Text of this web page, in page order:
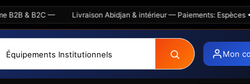
B2C — Livraison Abidjan & intérieur — Paiements: Espèces •
Mon